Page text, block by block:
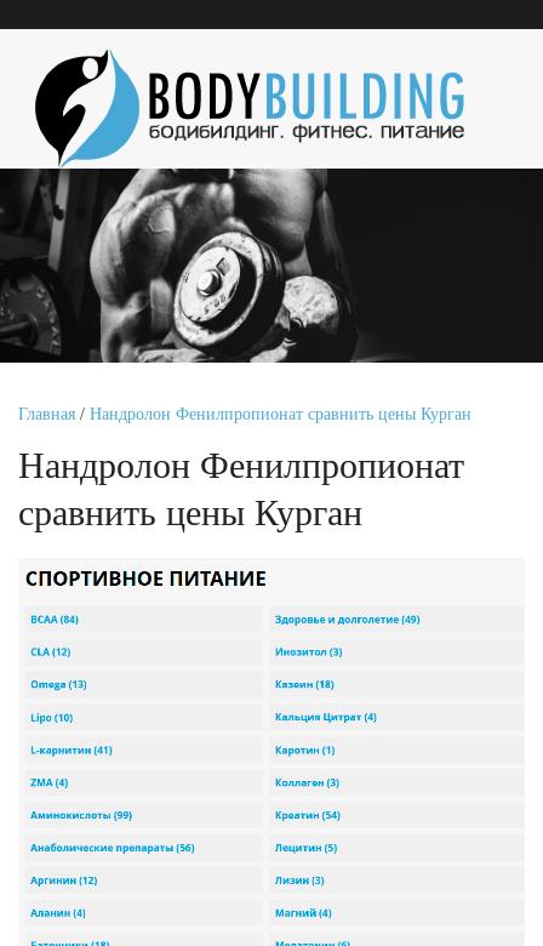
Главная / Нандролон Фенилпропионат сравнить цены Курган
Нандролон Фенилпропионат
сравнить цены Курган